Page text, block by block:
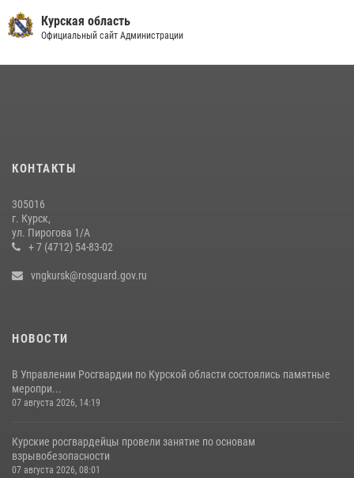
первого этапа фотоконкурса «В объективе Росгвардия»
22 июля 2026, 12:38 2
Центральный округ Росгвардии отмечает 105-летие
15 июля 2026, 10:00
Курская область
Официальный сайт Администрации
КОНТАКТЫ
305016
г. Курск,
ул. Пирогова 1/А
+ 7 (4712) 54-83-02
vngkursk@rosguard.gov.ru
НОВОСТИ
В Управлении Росгвардии по Курской области состоялись памятные
меропри...
07 августа 2026, 14:19
Курские росгвардейцы провели занятие по основам
взрывобезопасности
07 августа 2026, 08:01